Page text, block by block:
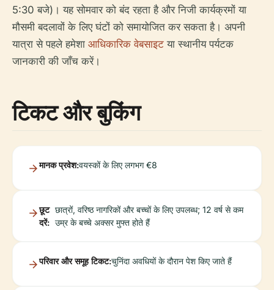
5:30 बजे)। यह सोमवार को बंद रहता है और निजी कार्यक्रमों या
मौसमी बदलावों के लिए घंटों को समायोजित कर सकता है। अपनी
यात्रा से पहले हमेशा आधिकारिक वेबसाइट या स्थानीय पर्यटक
जानकारी की जाँच करें।
टिकट और बुकिंग
मानक प्रवेश:वयस्कों के लिए लगभग €8
छूट
दरें:
छात्रों, वरिष्ठ नागरिकों और बच्चों के लिए उपलब्ध; 12 वर्ष से कम
उम्र के बच्चे अक्सर मुफ्त होते हैं
परिवार और समूह टिकट:चुनिंदा अवधियों के दौरान पेश किए जाते हैं